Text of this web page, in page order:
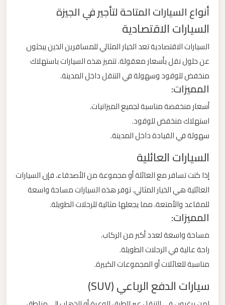
أنواع السيارات المتاحة لتأجير في الجيزة
السيارات الاقتصادية
السيارات الاقتصادية تعد الخيار المثالي للمسافرين الذين يبحثون
عن حلول نقل بأسعار معقولة. تتميز هذه السيارات باستهلاك
منخفض للوقود وسهولة في التنقل داخل المدينة.
المميزات:
أسعار منخفضة مناسبة لجميع الميزانيات.
استهلاك منخفض للوقود.
سهولة في القيادة داخل المدينة.
السيارات العائلية
إذا كنت تسافر مع العائلة أو مجموعة من الأصدقاء، فإن السيارات
العائلية هي الخيار المثالي. توفر هذه السيارات مساحة واسعة
للمقاعد والأمتعة، مما يجعلها مثالية للرحلات الطويلة.
المميزات:
مساحة واسعة لعدد أكبر من الركاب.
راحة عالية في الرحلات الطويلة.
مناسبة للعائلات أو المجموعات الكبيرة.
سيارات الدفع الرباعي (SUV)
الاسكندرية
مطار
القاهرة
ليموزين
مطار
مرسي
مطروح
ليموزين
مطار
الشيخ
ليموزين
مطار
سفنكس
ليموزين